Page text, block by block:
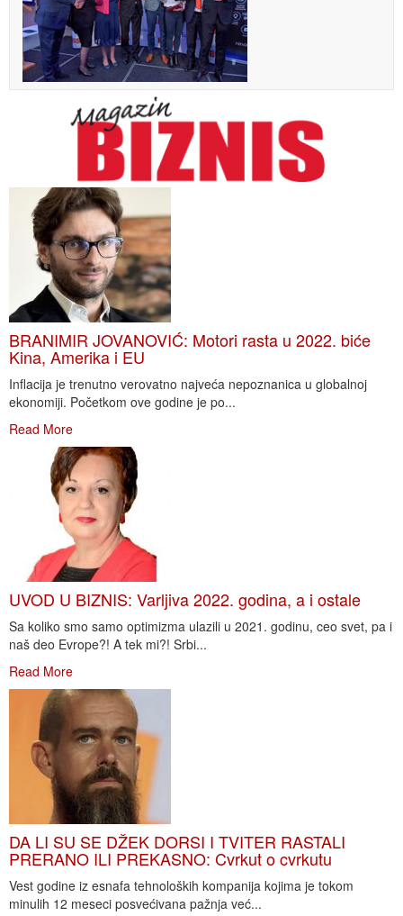
BRANIMIR JOVANOVIĆ: Motori rasta u 2022. biće
Kina, Amerika i EU
Inflacija je trenutno verovatno najveća nepoznanica u globalnoj
ekonomiji. Početkom ove godine je po...
Read More
UVOD U BIZNIS: Varljiva 2022. godina, a i ostale
Sa koliko smo samo optimizma ulazili u 2021. godinu, ceo svet, pa i
naš deo Evrope?! A tek mi?! Srbi...
Read More
DA LI SU SE DŽEK DORSI I TVITER RASTALI
PRERANO ILI PREKASNO: Cvrkut o cvrkutu
Vest godine iz esnafa tehnoloških kompanija kojima je tokom
minulih 12 meseci posvećivana pažnja već...